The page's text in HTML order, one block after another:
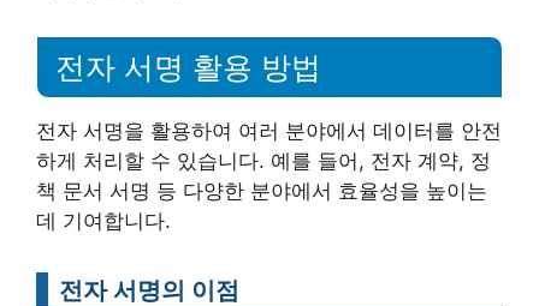
전자 서명 활용 방법
전자 서명을 활용하여 여러 분야에서 데이터를 안전
하게 처리할 수 있습니다. 예를 들어, 전자 계약, 정
책 문서 서명 등 다양한 분야에서 효율성을 높이는
데 기여합니다.
전자 서명의 이점